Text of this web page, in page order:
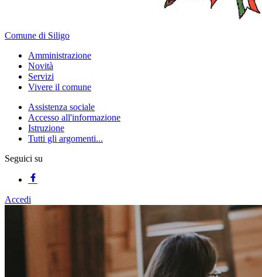
Comune di Siligo
Amministrazione
Novità
Servizi
Vivere il comune
Assistenza sociale
Accesso all'informazione
Istruzione
Tutti gli argomenti...
Seguici su
Accedi